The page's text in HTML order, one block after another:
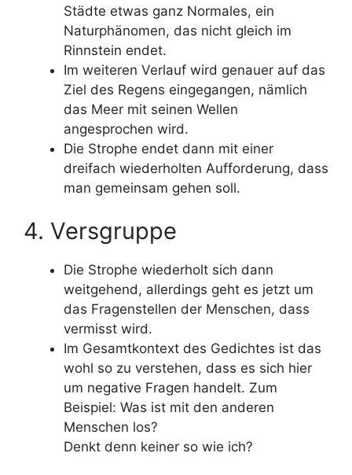
Städte etwas ganz Normales, ein
Naturphänomen, das nicht gleich im
Rinnstein endet.
Im weiteren Verlauf wird genauer auf das
Ziel des Regens eingegangen, nämlich
das Meer mit seinen Wellen
angesprochen wird.
Die Strophe endet dann mit einer
dreifach wiederholten Aufforderung, dass
man gemeinsam gehen soll.
4. Versgruppe
Die Strophe wiederholt sich dann
weitgehend, allerdings geht es jetzt um
das Fragenstellen der Menschen, dass
vermisst wird.
Im Gesamtkontext des Gedichtes ist das
wohl so zu verstehen, dass es sich hier
um negative Fragen handelt. Zum
Beispiel: Was ist mit den anderen
Menschen los?
Denkt denn keiner so wie ich?